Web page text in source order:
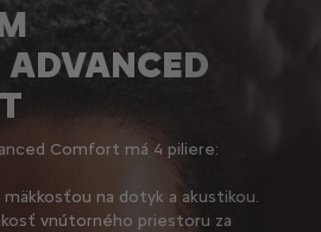
Comfort má 4 piliere:
na dotyk a akustikou.
vnútorného priestoru za